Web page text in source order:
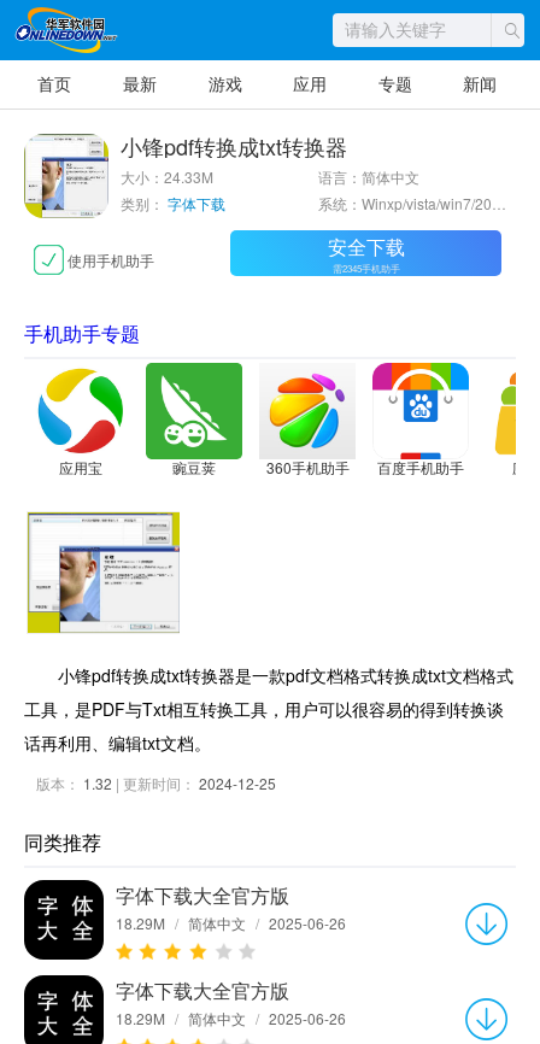
首页 最新 游戏 应用 专题 新闻
小锋pdf转换成txt转换器
大小：24.33M
语言：简体中文
类别： 字体下载
使用手机助手 安全下载
需2345手机助手
手机助手专题
应用宝 豌豆荚 360手机助手 百度手机助手 应
小锋pdf转换成txt转换器是一款pdf文档格式转换成txt文档格式
工具，是PDF与Txt相互转换工具，用户可以很容易的得到转换谈
话再利用、编辑txt文档。
版本： 1.32 | 更新时间： 2024-12-25
同类推荐
字体下载大全官方版
18.29M / 简体中文 / 2025-06-26
字体下载大全官方版
18.29M / 简体中文 / 2025-06-26